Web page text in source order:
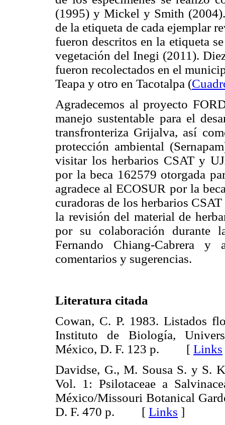
(1995) y Mickel y Smith
de la etiqueta de cada ejemplar
fueron descritos en la etiqueta
vegetación del Inegi (2011).
fueron recolectados en el
Teapa y otro en Tacotalpa (
Agradecemos al proyecto
manejo sustentable para el
transfronteriza Grijalva, así
protección ambiental
visitar los herbarios CSAT y
por la beca 162579 otorgada
agradece al ECOSUR por la
curadoras de los herbarios
la revisión del material de
por su colaboración durante
Fernando Chiang-Cabrera
comentarios y sugerencias.
Literatura citada
Cowan, C. P. 1983. Listados
Instituto de Biología,
México, D. F. 123 p. [ Links
Davidse, G., M. Sousa S. y S.
Vol. 1: Psilotaceae a
México/Missouri Botanical
D. F. 470 p. [ Links ]